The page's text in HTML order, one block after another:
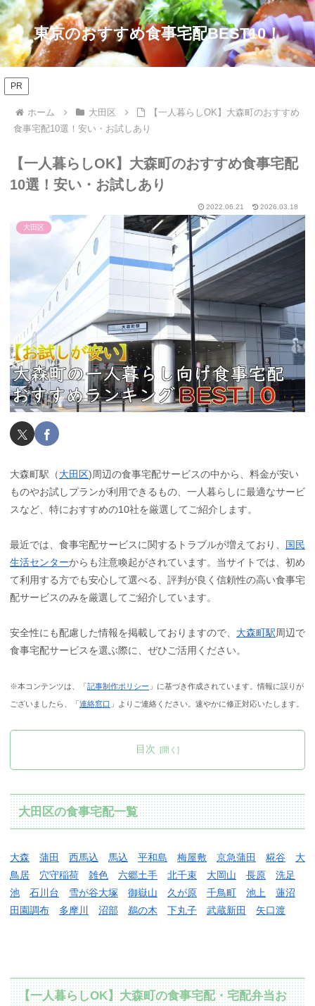
東京のおすすめ食事宅配BEST10！
PR
ホーム 大田区
【一人暮らしOK】大森町のおすすめ
食事宅配10選！安い・お試しあり
【一人暮らしOK】大森町のおすすめ食事宅配
10選！安い・お試しあり
2022.06.21 2026.03.18
大田区
大森町駅（大田区)周辺の食事宅配サービスの中から、料金が安い
ものやお試しプランが利用できるもの、一人暮らしに最適なサービ
スなど、特におすすめの10社を厳選してご紹介します。
最近では、食事宅配サービスに関するトラブルが増えており、
国民
生活センターからも注意喚起がされています。当サイトでは、初め
て利用する方でも安心して選べる、評判が良く信頼性の高い食事宅
配サービスのみを厳選してご紹介しています。
安全性にも配慮した情報を掲載しておりますので、 大森町駅 周辺で
食事宅配サービスを選ぶ際に、ぜひご活用ください。
※本コンテンツは、「記事制作ポリシー 」に基づき作成されています。情報に誤りが
ございましたら、「連絡窓口 」よりご連絡ください。速やかに修正対応いたします。
目次
大田区の食事宅配一覧
大森 蒲田 西馬込 馬込 平和島 梅屋敷 京急蒲田 糀谷
大
鳥居
穴守稲荷 雑色 六郷土手 北千束 大岡山 長原
洗足
池
石川台 雪が谷大塚 御嶽山 久が原 千鳥町 池上
蓮沼
田園調布
多摩川 沼部 鵜の木 下丸子 武蔵新田 矢口渡
【一人暮らしOK】大森町の食事宅配・宅配弁当お